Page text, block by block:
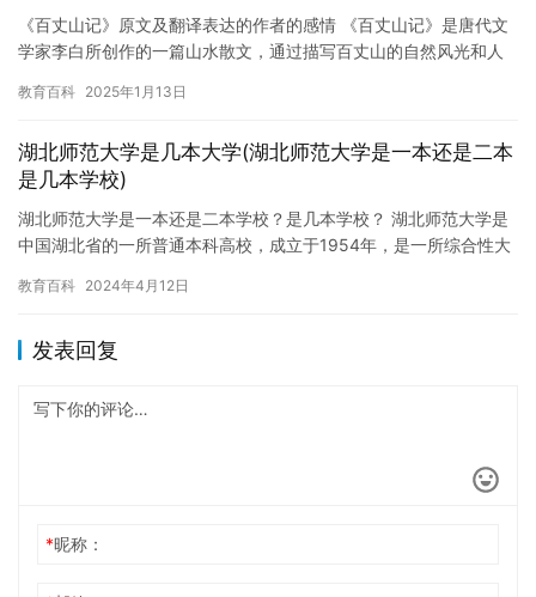
《百丈山记》原文及翻译表达的作者的感情 《百丈山记》是唐代文
学家李白所创作的一篇山水散文，通过描写百丈山的自然风光和人
文…
教育百科 2025年1月13日
湖北师范大学是几本大学(湖北师范大学是一本还是二本
是几本学校)
湖北师范大学是一本还是二本学校？是几本学校？ 湖北师范大学是
中国湖北省的一所普通本科高校，成立于1954年，是一所综合性大
教育百科 2024年4月12日
发表回复
*昵称：